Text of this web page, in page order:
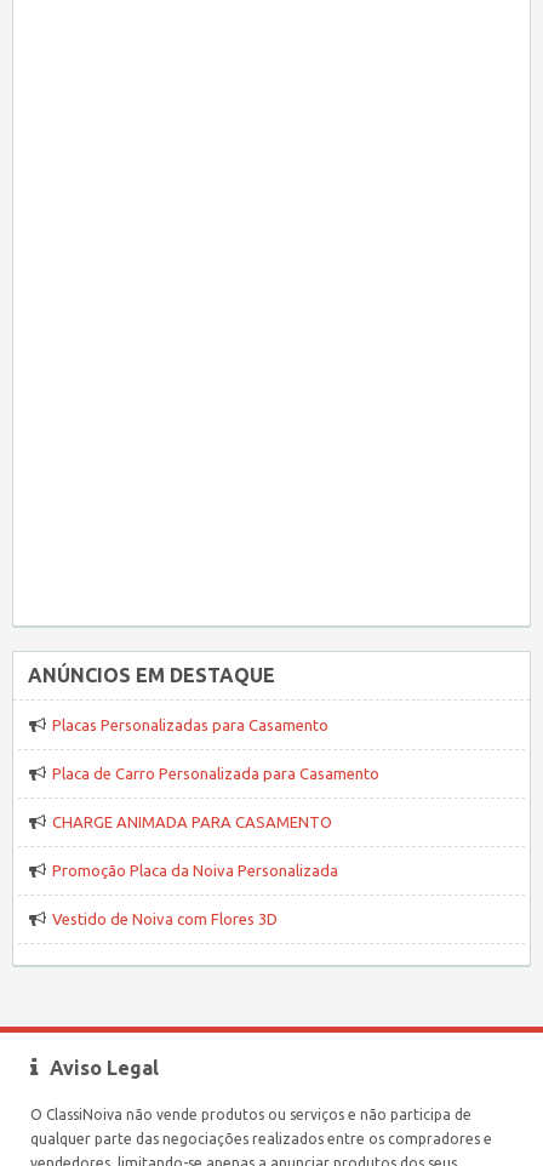
ANÚNCIOS EM DESTAQUE
Placas Personalizadas para Casamento
Placa de Carro Personalizada para Casamento
CHARGE ANIMADA PARA CASAMENTO
Promoção Placa da Noiva Personalizada
Vestido de Noiva com Flores 3D
Aviso Legal
O ClassiNoiva não vende produtos ou serviços e não participa de
qualquer parte das negociações realizados entre os compradores e
vendedores, limitando-se apenas a anunciar produtos dos seus